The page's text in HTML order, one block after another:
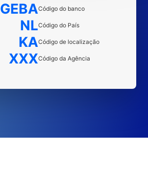
GEBACódigo do banco
NLCódigo do País
KACódigo de localização
XXXCódigo da Agência